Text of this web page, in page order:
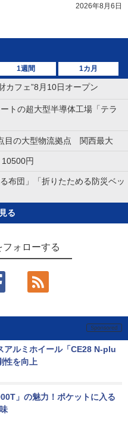
2026年8月6日
1週間 1カ月
カフェ”8月10日オープン
トの超大型半導体工場「テラ
目の大型物流拠点 関西最大
円
布団」「折りたためる防災ベッ
る
フォローする
アルミホイール「CE28 N-plu
性を向上
」の魅力！ポケットに入る